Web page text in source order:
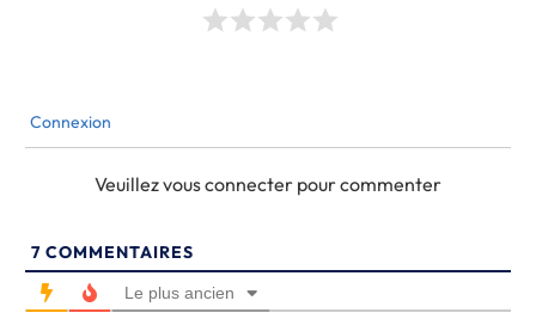
Connexion
Veuillez vous connecter pour commenter
7 COMMENTAIRES
Le plus ancien